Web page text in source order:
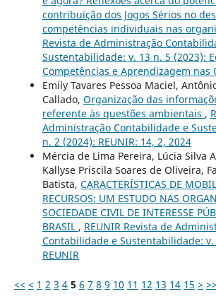
contribuição dos Jogos Sérios no
competências individuais nas
Revista de Administração
Sustentabilidade: v. 13 n. 5 (2023):
Competências e Aprendizagem nas
Emily Tavares Pessoa Maciel,
Callado, Organização das
referente às questões ambientais ,
Administração Contabilidade e
n. 2 (2024): REUNIR: 14, 2, 2024
Mércia de Lima Pereira, Lúcia Silva
Kallyse Priscila Soares de Oliveira,
Batista, CARACTERÍSTICAS DE
RECURSOS: UM ESTUDO NAS
SOCIEDADE CIVIL DE INTERESSE
BRASIL , REUNIR Revista de
Contabilidade e Sustentabilidade: v.
REUNIR
<< < 1 2 3 4 5 6 7 8 9 10 11 12 13 14 15 > >>